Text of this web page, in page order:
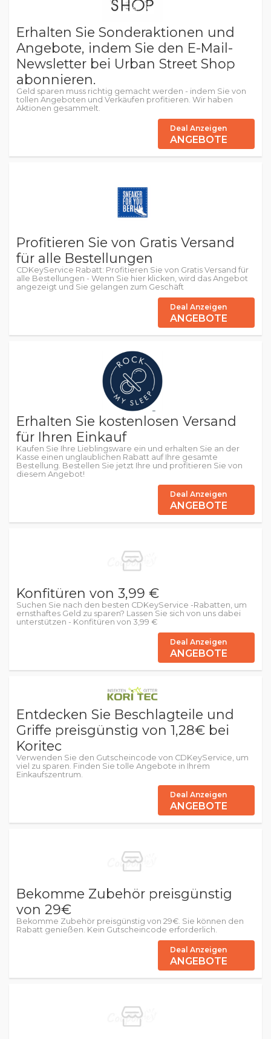
Erhalten Sie Sonderaktionen und
Angebote, indem Sie den E-Mail-
Newsletter bei Urban Street Shop
abonnieren.
Geld sparen muss richtig gemacht werden - indem Sie von
tollen Angeboten und Verkäufen profitieren. Wir haben
Aktionen gesammelt.
Deal Anzeigen
ANGEBOTE
Profitieren Sie von Gratis Versand
für alle Bestellungen
CDKeyService Rabatt: Profitieren Sie von Gratis Versand für
alle Bestellungen - Wenn Sie hier klicken, wird das Angebot
angezeigt und Sie gelangen zum Geschäft
Deal Anzeigen
ANGEBOTE
Erhalten Sie kostenlosen Versand
für Ihren Einkauf
Kaufen Sie Ihre Lieblingsware ein und erhalten Sie an der
Kasse einen unglaublichen Rabatt auf Ihre gesamte
Bestellung. Bestellen Sie jetzt Ihre und profitieren Sie von
diesem Angebot!
Deal Anzeigen
ANGEBOTE
Konfitüren von 3,99 €
Suchen Sie nach den besten CDKeyService -Rabatten, um
ernsthaftes Geld zu sparen? Lassen Sie sich von uns dabei
unterstützen - Konfitüren von 3,99 €
Deal Anzeigen
ANGEBOTE
Entdecken Sie Beschlagteile und
Griffe preisgünstig von 1,28€ bei
Koritec
Verwenden Sie den Gutscheincode von CDKeyService, um
viel zu sparen. Finden Sie tolle Angebote in Ihrem
Einkaufszentrum.
Deal Anzeigen
ANGEBOTE
Bekomme Zubehör preisgünstig
von 29€
Bekomme Zubehör preisgünstig von 29€. Sie können den
Rabatt genießen. Kein Gutscheincode erforderlich.
Deal Anzeigen
ANGEBOTE